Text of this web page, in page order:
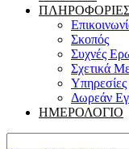
Σκοπός
Συχνές
Σχετικά
Υπηρεσίες
Δωρεάν
ΗΜΕΡΟΛΟΓΙΟ